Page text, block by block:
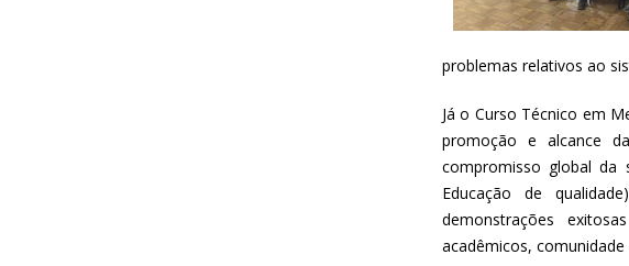
problemas relativos ao
Já o Curso Técnico em
promoção e alcance
compromisso global da
Educação de
demonstrações
acadêmicos,